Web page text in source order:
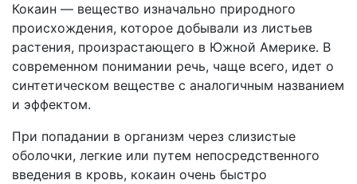
Кокаин — вещество изначально природного
происхождения, которое добывали из листьев
растения, произрастающего в Южной Америке. В
современном понимании речь, чаще всего, идет о
синтетическом веществе с аналогичным названием
и эффектом.
При попадании в организм через слизистые
оболочки, легкие или путем непосредственного
введения в кровь, кокаин очень быстро